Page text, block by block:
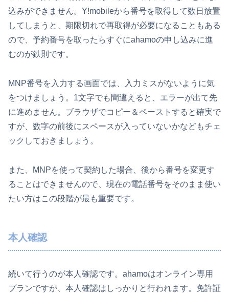
込みができません。Y!mobileから番号を取得して数日放置
してしまうと、期限切れで再取得が必要になることもある
ので、予約番号を取ったらすぐにahamoの申し込みに進
むのが鉄則です。
MNP番号を入力する画面では、入力ミスがないように気
をつけましょう。1文字でも間違えると、エラーが出て先
に進めません。ブラウザでコピー＆ペーストすると確実で
すが、数字の前後にスペースが入っていないかなどもチェ
ックしておきましょう。
また、MNPを使って契約した場合、後から番号を変更す
ることはできませんので、現在の電話番号をそのまま使い
たい方はこの段階が最も重要です。
本人確認
続いて行うのが本人確認です。ahamoはオンライン専用
プランですが、本人確認はしっかりと行われます。免許証